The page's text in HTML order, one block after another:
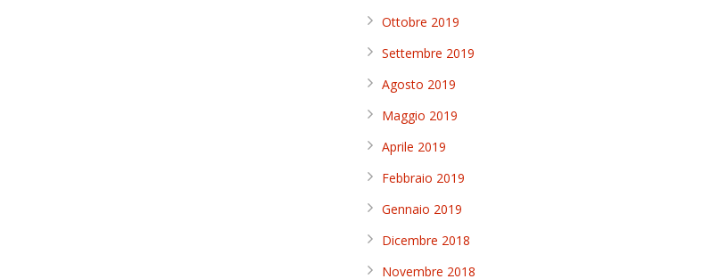
Ottobre 2019
Settembre 2019
Agosto 2019
Maggio 2019
Aprile 2019
Febbraio 2019
Gennaio 2019
Dicembre 2018
Novembre 2018